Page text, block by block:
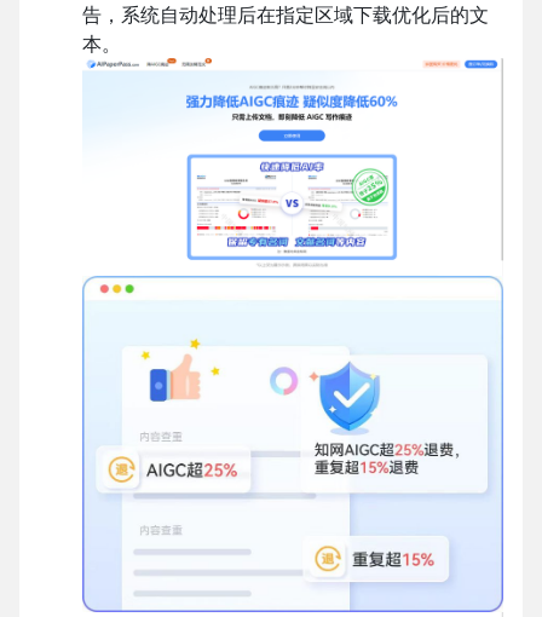
告，系统自动处理后在指定区域下载优化后的文
本。